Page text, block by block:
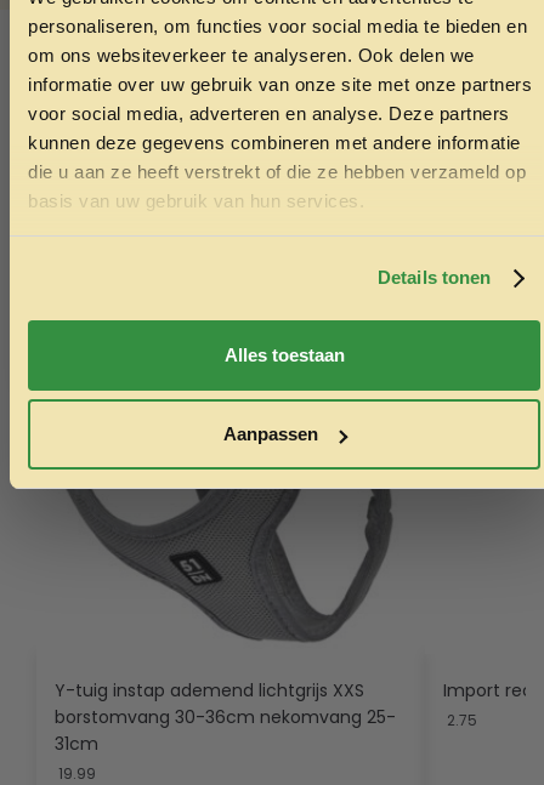
personaliseren, om functies voor social media te bieden en
om ons websiteverkeer te analyseren. Ook delen we
informatie over uw gebruik van onze site met onze partners
voor social media, adverteren en analyse. Deze partners
kunnen deze gegevens combineren met andere informatie
die u aan ze heeft verstrekt of die ze hebben verzameld op
basis van uw gebruik van hun services.
Details tonen
Alles toestaan
Aanpassen
SKU: 4011905829357
Categorieën: Kattenaccessoires, Kattenspeelgoed
Ook interessant
Echt de moeite waard!
Y-tuig instap ademend lichtgrijs XXS
borstomvang 30-36cm nekomvang 25-
31cm
19.99
Import
2.75
ONTVANG 5% KORTING OP
JE EERSTE BESTELLING!
Ontvang korting
Door je in te schrijven ga je akkoord met het ontvangen van
Nee, ik wil geen korting